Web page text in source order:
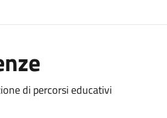
di percorsi educativi